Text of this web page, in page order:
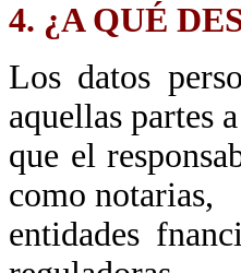
4. ¿A QUÉ
Los datos
aquellas partes
que el
como notarias,
entidades